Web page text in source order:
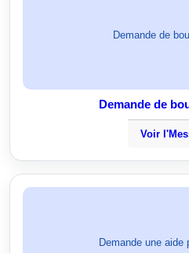
Demande de
Demande de
Voir
Demande une aide